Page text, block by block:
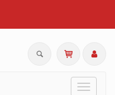
Toggle